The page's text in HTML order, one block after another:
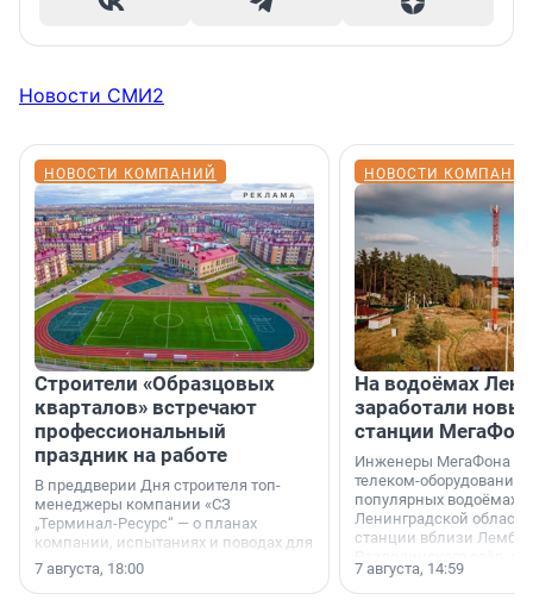
Новости СМИ2
НОВОСТИ КОМПАНИЙ
Строители «Образцовых
кварталов» встречают
профессиональный
праздник на работе
В преддверии Дня строителя топ-
менеджеры компании «СЗ
„Терминал-Ресурс“ — о планах
компании, испытаниях и поводах для
осторожного оптимизма.
7 августа, 18:00
НОВОСТИ
На водоёмах
заработали
станции
Инженеры МегаФона
телеком-оборудование
популярных водоёмах
Ленинградской
станции вблизи
недалеко от Большого
водопада.
7 августа, 14:59